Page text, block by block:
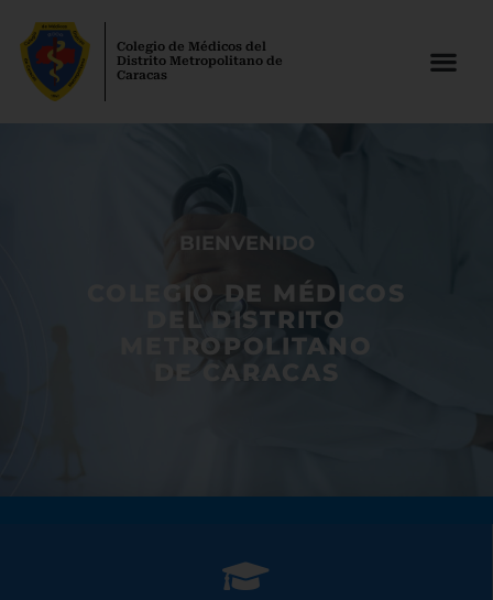
Colegio de Médicos del
Distrito Metropolitano de
Caracas
BIENVENIDO
COLEGIO DE MÉDICOS
DEL DISTRITO
METROPOLITANO
DE CARACAS